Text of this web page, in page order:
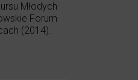
Młodych
Forum
(2014).